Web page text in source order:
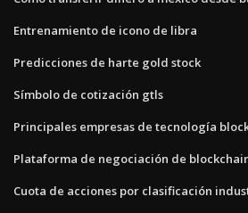
Entrenamiento de icono de libra
Predicciones de harte gold stock
Símbolo de cotización gtls
Principales empresas de tecnología
Plataforma de negociación de
Cuota de acciones por clasificación